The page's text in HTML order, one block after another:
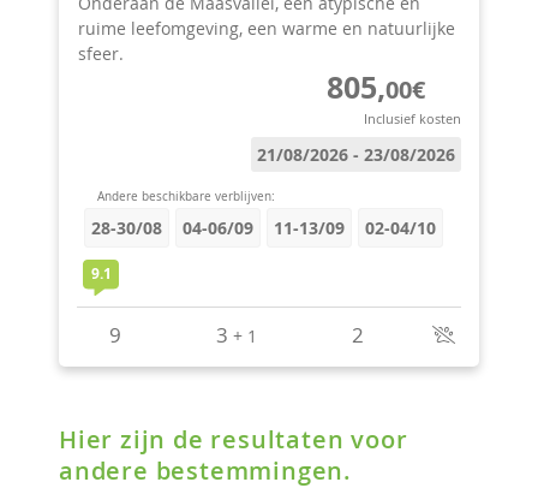
Hier zijn de resultaten voor
andere bestemmingen.